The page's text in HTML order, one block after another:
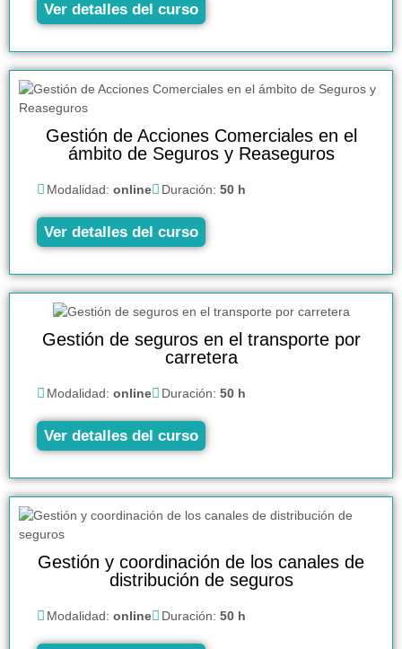
Ver detalles del curso
Gestión de Acciones Comerciales en el
ámbito de Seguros y Reaseguros
Modalidad: online Duración: 50 h
Ver detalles del curso
Gestión de seguros en el transporte por
carretera
Modalidad: online Duración: 50 h
Ver detalles del curso
Gestión y coordinación de los canales de
distribución de seguros
Modalidad: online Duración: 50 h